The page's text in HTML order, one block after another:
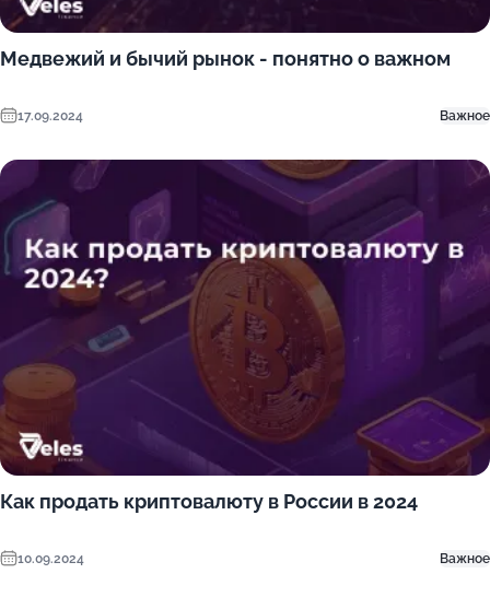
Медвежий и бычий рынок - понятно о важном
17.09.2024 Важное
Как продать криптовалюту в России в 2024
10.09.2024 Важное